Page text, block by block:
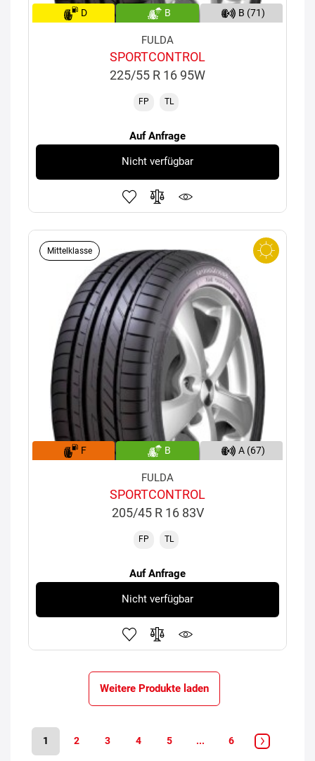
D B B (71)
FULDA
SPORTCONTROL
225/55 R 16 95W
FP TL
Auf Anfrage
Nicht verfügbar
Mittelklasse
F B A (67)
FULDA
SPORTCONTROL
205/45 R 16 83V
FP TL
Auf Anfrage
Nicht verfügbar
Weitere Produkte laden
1 2 3 4 5 ... 6